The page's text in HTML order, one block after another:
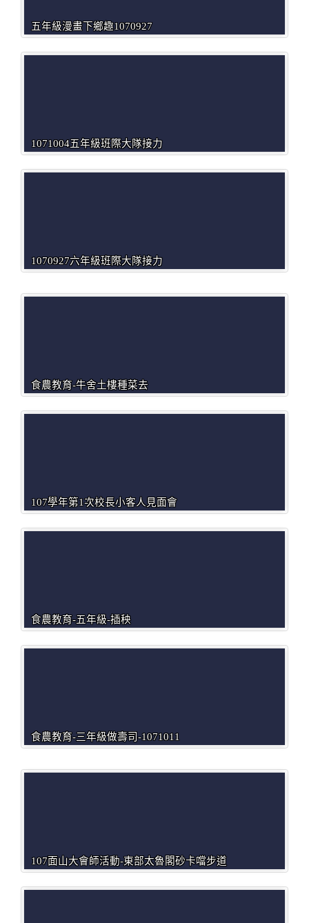
五年級漫畫下鄉趣1070927
1071004五年級班際大隊接力
1070927六年級班際大隊接力
食農教育-牛舍土樓種菜去
107學年第1次校長小客人見面會
食農教育-五年級-插秧
食農教育-三年級做壽司-1071011
107面山大會師活動-東部太魯閣砂卡噹步道